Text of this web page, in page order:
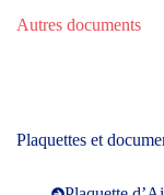
Autres documents
Plaquettes et